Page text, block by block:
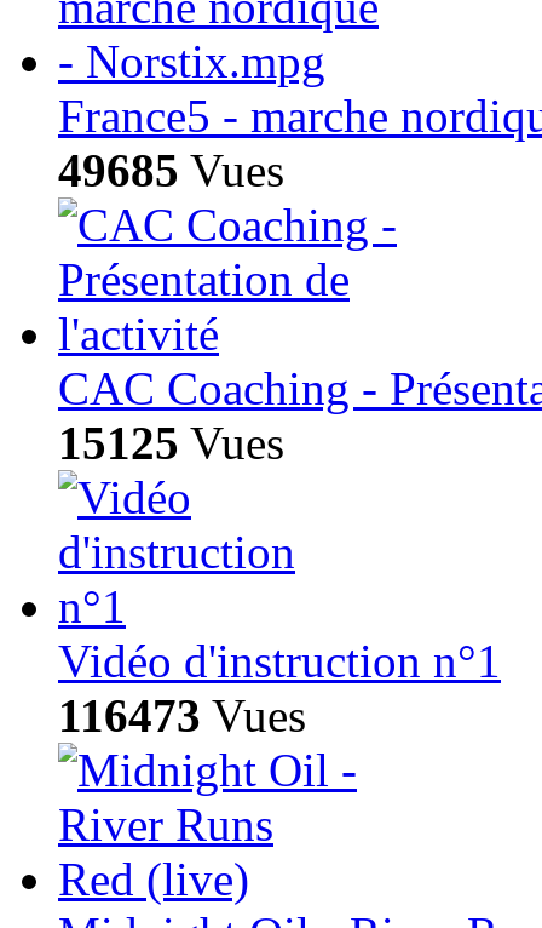
France5 - marche
49685 Vues
CAC Coaching -
15125 Vues
Vidéo d'instruction n°1
116473 Vues